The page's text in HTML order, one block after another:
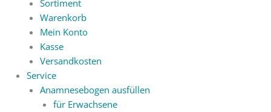
Sortiment
Warenkorb
Mein Konto
Kasse
Versandkosten
Service
Anamnesebogen ausfüllen
für Erwachsene